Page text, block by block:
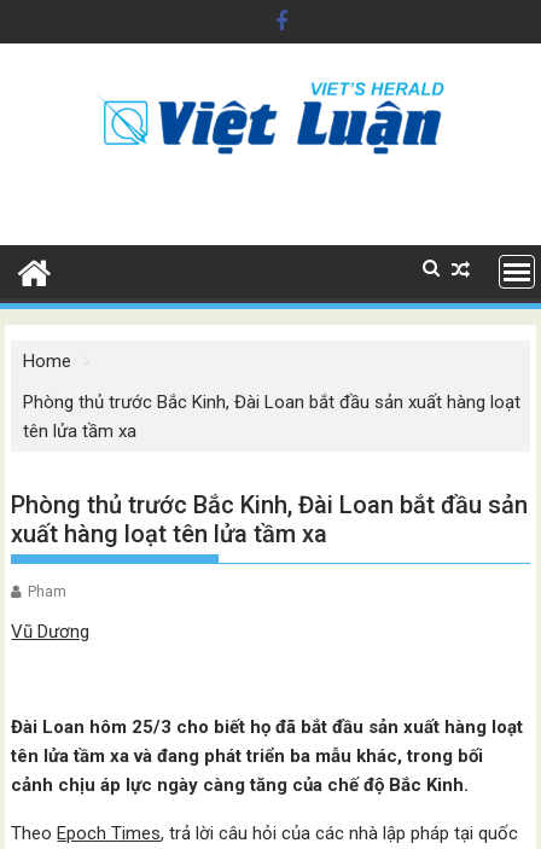
to
Home
Phòng thủ trước Bắc Kinh, Đài Loan bắt đầu sản xuất hàng loạt
tên lửa tầm xa
Phòng thủ trước Bắc Kinh, Đài Loan bắt đầu sản
xuất hàng loạt tên lửa tầm xa
Pham
Vũ Dương
Đài Loan hôm 25/3 cho biết họ đã bắt đầu sản xuất hàng loạt
tên lửa tầm xa và đang phát triển ba mẫu khác, trong bối
cảnh chịu áp lực ngày càng tăng của chế độ Bắc Kinh.
TheoEpoch Times, trả lời câu hỏi của các nhà lập pháp tại quốc